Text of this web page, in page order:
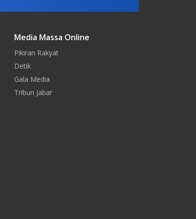
Media Massa Online
Pikiran Rakyat
Detik
Gala Media
Tribun Jabar